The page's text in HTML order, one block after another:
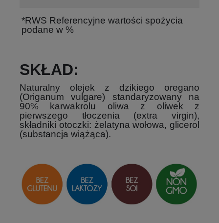
*RWS Referencyjne wartości spożycia
podane w %
SKŁAD:
Naturalny olejek z dzikiego oregano
(Origanum vulgare) standaryzowany na
90% karwakrolu oliwa z oliwek z
pierwszego tłoczenia (extra virgin),
składniki otoczki: żelatyna wołowa, glicerol
(substancja wiążąca).